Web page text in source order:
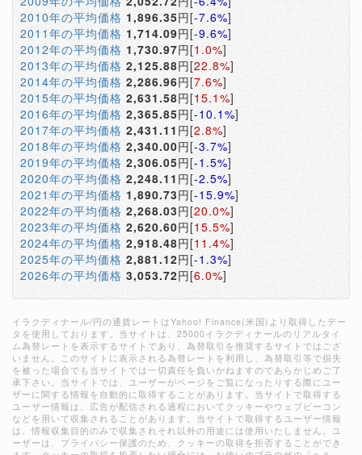
2010年の平均価格 1,896.35円[-7.6%]
2011年の平均価格 1,714.09円[-9.6%]
2012年の平均価格 1,730.97円[1.0%]
2013年の平均価格 2,125.88円[22.8%]
2014年の平均価格 2,286.96円[7.6%]
2015年の平均価格 2,631.58円[15.1%]
2016年の平均価格 2,365.85円[-10.1%]
2017年の平均価格 2,431.11 円[2.8%]
2018年の平均価格 2,340.00円[-3.7%]
2019年の平均価格 2,306.05円[-1.5%]
2020年の平均価格 2,248.11 円[-2.5%]
2021年の平均価格 1,890.73円[-15.9%]
2022年の平均価格 2,268.03円[20.0%]
2023年の平均価格 2,620.60円[15.5%]
2024年の平均価格 2,918.48円[11.4%]
2025年の平均価格 2,881.12円[-1.3%]
2026年の平均価格 3,053.72円[6.0%]
イラクディナール/円の通貨レートはYahoo! Finance(米国)より取得したデー
タを使用しております。当サイトは、25000イラクディナールのリアルタイ
ム為替レートを表示するサイトであり、為替取引を推奨するサイトではござ
いません。このサイトに表示される為替レートを利用し、為替取引等で損失
を被った場合でも当サイトでは一切責任を負いかねますのであらかじめご了
承下さい。当サイトでは、ユーザーがページをご覧になったりする際にユー
ザーに関する情報を自動的に取得することがあります。当サイトで取得する
ユーザー情報は、広告が配信される過程においてクッキーやウェブビーコン
などを用いて収集されることがあります。当サイトで取得するユーザー情報
は、情報収集目的のみで収集されそれ以外の用途には使用いたしません。ユ
ーザーは、プライバシー保護のため、クッキーの取得を拒否することができ